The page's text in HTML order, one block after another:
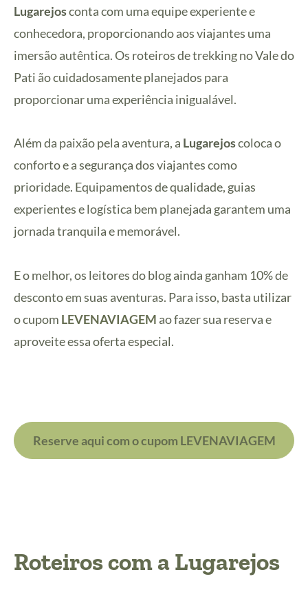
Lugarejosconta com uma equipe experiente e
conhecedora, proporcionando aos viajantes uma
imersão autêntica. Os roteiros de trekking no Vale do
Pati ão cuidadosamente planejados para
proporcionar uma experiência inigualável.
Além da paixão pela aventura, a Lugarejoscoloca o
conforto e a segurança dos viajantes como
prioridade. Equipamentos de qualidade, guias
experientes e logística bem planejada garantem uma
jornada tranquila e memorável.
E o melhor, os leitores do blog ainda ganham 10% de
desconto em suas aventuras. Para isso, basta utilizar
o cupom LEVENAVIAGEM ao fazer sua reserva e
aproveite essa oferta especial.
Reserve aqui com o cupom LEVENAVIAGEM
Roteiros com a Lugarejos